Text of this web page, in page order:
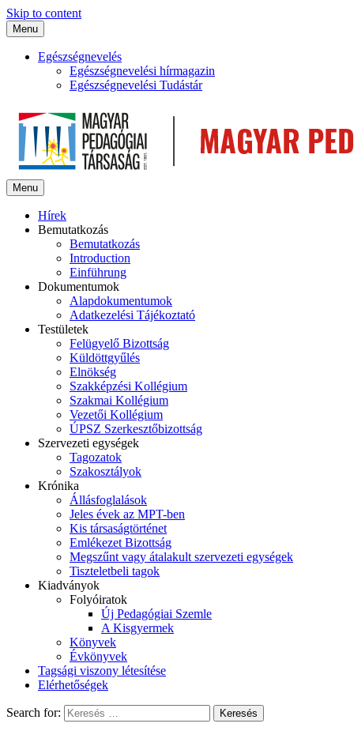
Skip to content
Menu
Egészségnevelés
Egészségnevelési hírmagazin
Egészségnevelési Tudástár
Menu
Hírek
Bemutatkozás
Bemutatkozás
Introduction
Einführung
Dokumentumok
Alapdokumentumok
Adatkezelési Tájékoztató
Testületek
Felügyelő Bizottság
Küldöttgyűlés
Elnökség
Szakképzési Kollégium
Szakmai Kollégium
Vezetői Kollégium
ÚPSZ Szerkesztőbizottság
Szervezeti egységek
Tagozatok
Szakosztályok
Krónika
Állásfoglalások
Jeles évek az MPT-ben
Kis társaságtörténet
Emlékezet Bizottság
Megszűnt vagy átalakult szervezeti egységek
Tiszteletbeli tagok
Kiadványok
Folyóiratok
Új Pedagógiai Szemle
A Kisgyermek
Könyvek
Évkönyvek
Tagsági viszony létesítése
Elérhetőségek
Search for: